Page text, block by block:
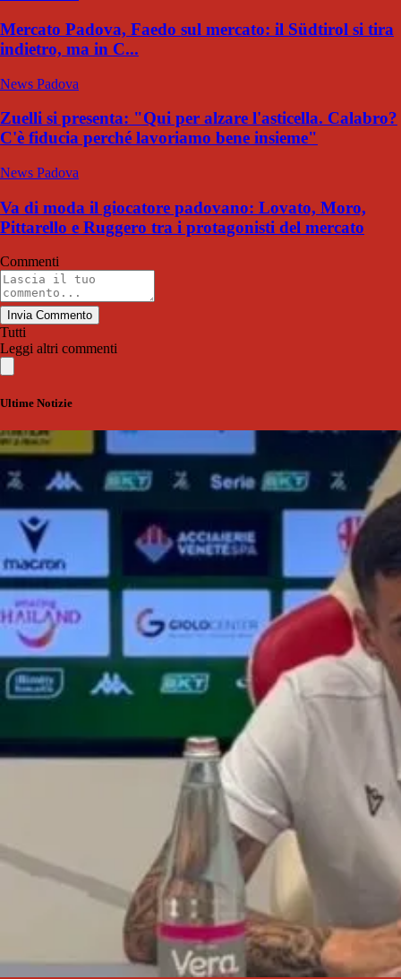
Mercato Padova, Faedo sul mercato: il Südtirol si tira
indietro, ma in C...
News Padova
Zuelli si presenta: "Qui per alzare l'asticella. Calabro?
C'è fiducia perché lavoriamo bene insieme"
News Padova
Va di moda il giocatore padovano: Lovato, Moro,
Pittarello e Ruggero tra i protagonisti del mercato
Commenti
Invia Commento
Tutti
Leggi altri commenti
Ultime Notizie